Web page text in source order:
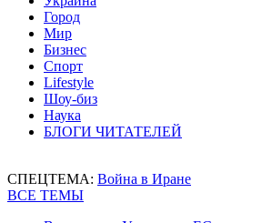
Город
Мир
Бизнес
Спорт
Lifestyle
Шоу-биз
Наука
БЛОГИ ЧИТАТЕЛЕЙ
СПЕЦТЕМА: Война в Иране
ВСЕ ТЕМЫ